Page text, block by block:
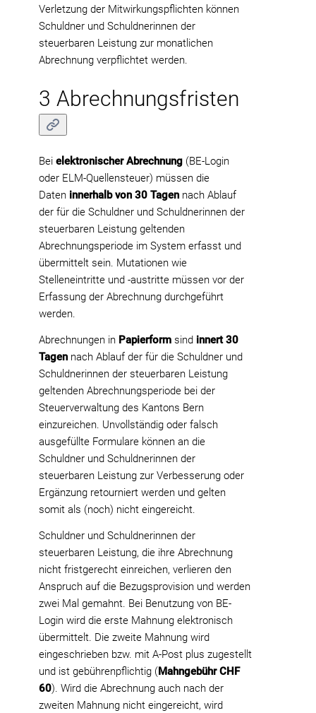
Verletzung der Mitwirkungspflichten können
Schuldner und Schuldnerinnen der
steuerbaren Leistung zur monatlichen
Abrechnung verpflichtet werden.
3 Abrechnungsfristen
Bei elektronischer Abrechnung (BE-Login
oder ELM-Quellensteuer) müssen die
Daten innerhalb von 30 Tagen nach Ablauf
der für die Schuldner und Schuldnerinnen der
steuerbaren Leistung geltenden
Abrechnungsperiode im System erfasst und
übermittelt sein. Mutationen wie
Stelleneintritte und -austritte müssen vor der
Erfassung der Abrechnung durchgeführt
werden.
Abrechnungen in Papierform sind innert 30
Tagen nach Ablauf der für die Schuldner und
Schuldnerinnen der steuerbaren Leistung
geltenden Abrechnungsperiode bei der
Steuerverwaltung des Kantons Bern
einzureichen. Unvollständig oder falsch
ausgefüllte Formulare können an die
Schuldner und Schuldnerinnen der
steuerbaren Leistung zur Verbesserung oder
Ergänzung retourniert werden und gelten
somit als (noch) nicht eingereicht.
Schuldner und Schuldnerinnen der
steuerbaren Leistung, die ihre Abrechnung
nicht fristgerecht einreichen, verlieren den
Anspruch auf die Bezugsprovision und werden
zwei Mal gemahnt. Bei Benutzung von BE-
Login wird die erste Mahnung elektronisch
übermittelt. Die zweite Mahnung wird
eingeschrieben bzw. mit A-Post plus zugestellt
und ist gebührenpflichtig ( Mahngebühr CHF
60). Wird die Abrechnung auch nach der
zweiten Mahnung nicht eingereicht, wird